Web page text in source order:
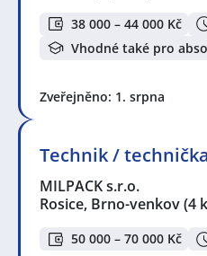
38 000 – 44 000 Kč
Vhodné také pro
Zveřejněno: 1. srpna
Technik / technička
MILPACK s.r.o.
Rosice, Brno-venkov(4
50 000 – 70 000 Kč